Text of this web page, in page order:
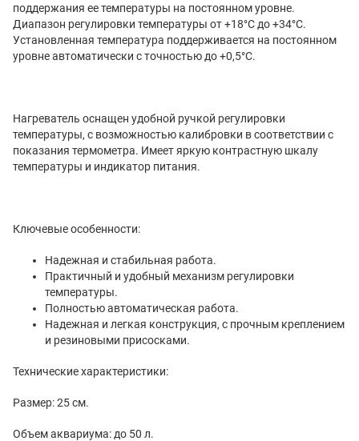
поддержания ее температуры на постоянном уровне.
Диапазон регулировки температуры от +18°С до +34°С.
Установленная температура поддерживается на постоянном
уровне автоматически с точностью до +0,5°С.
Нагреватель оснащен удобной ручкой регулировки
температуры, с возможностью калибровки в соответствии с
показания термометра. Имеет яркую контрастную шкалу
температуры и индикатор питания.
Ключевые особенности:
Надежная и стабильная работа.
Практичный и удобный механизм регулировки
температуры.
Полностью автоматическая работа.
Надежная и легкая конструкция, с прочным креплением
и резиновыми присосками.
Технические характеристики:
Размер: 25 см.
Объем аквариума: до 50 л.